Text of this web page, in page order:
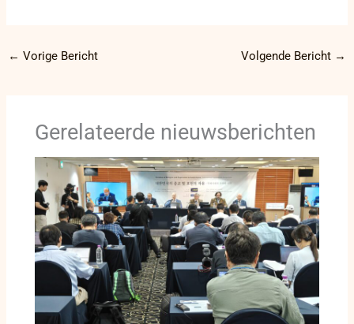
← Vorige Bericht Volgende Bericht →
Gerelateerde nieuwsberichten